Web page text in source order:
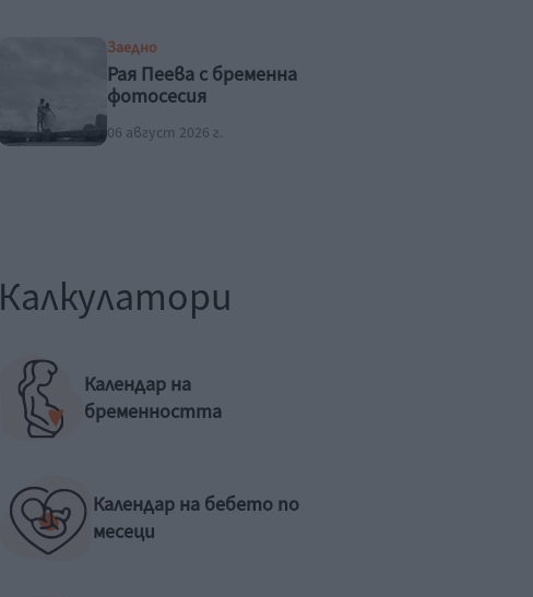
Заедно
Рая Пеева с бременна
фотосесия
06 август 2026 г.
Калкулатори
Календар на
бременността
Календар на бебето по
месеци